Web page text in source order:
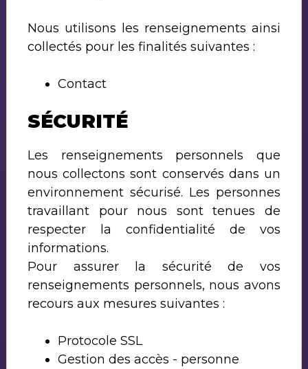
Nous utilisons les renseignements ainsi
collectés pour les finalités suivantes :
Contact
SÉCURITÉ
Les renseignements personnels que
nous collectons sont conservés dans un
environnement sécurisé. Les personnes
travaillant pour nous sont tenues de
respecter la confidentialité de vos
informations.
Pour assurer la sécurité de vos
renseignements personnels, nous avons
recours aux mesures suivantes :
Protocole SSL
Gestion des accès - personne